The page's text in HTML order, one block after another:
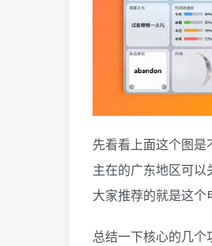
先看看上面这个图
主在的广东地区可
大家推荐的就是这个
总结一下核心的几